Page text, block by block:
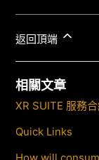
返回頂端
相關文章
XR SUITE 服務
Quick Links